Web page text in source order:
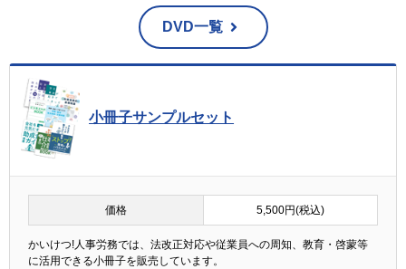
DVD一覧
小冊子サンプルセット
価格 5,500円(税込)
かいけつ!人事労務では、法改正対応や従業員への周知、教育・啓蒙等
に活用できる小冊子を販売しています。